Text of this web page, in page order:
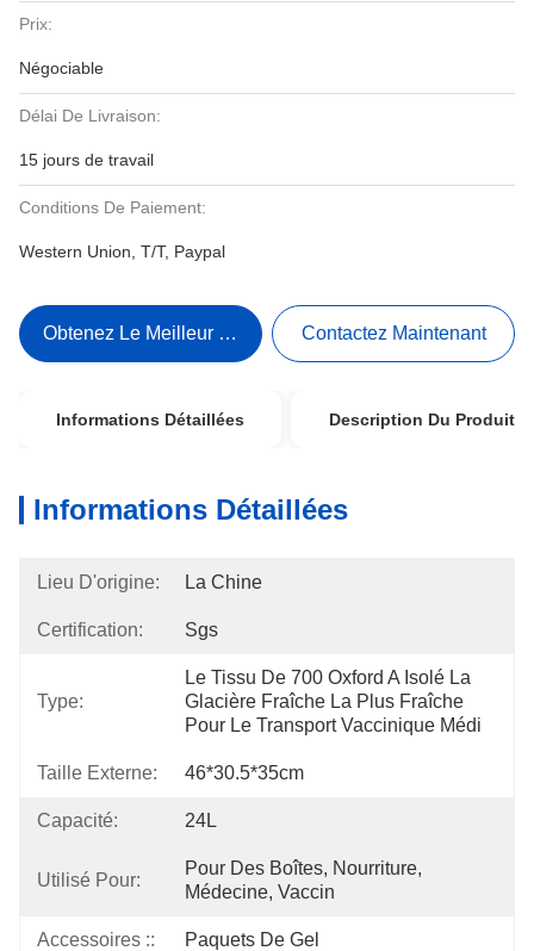
Prix:
Négociable
Délai De Livraison:
15 jours de travail
Conditions De Paiement:
Western Union, T/T, Paypal
Obtenez Le Meilleur Prix Contactez Maintenant
Informations Détaillées Description Du Produit
Informations Détaillées
Lieu D'origine: La Chine
Certification: Sgs
Type:
Le Tissu De 700 Oxford A Isolé La
Glacière Fraîche La Plus Fraîche
Pour Le Transport Vaccinique Médi
Taille Externe: 46*30.5*35cm
Capacité: 24L
Utilisé Pour:
Pour Des Boîtes, Nourriture,
Médecine, Vaccin
Accessoires :: Paquets De Gel